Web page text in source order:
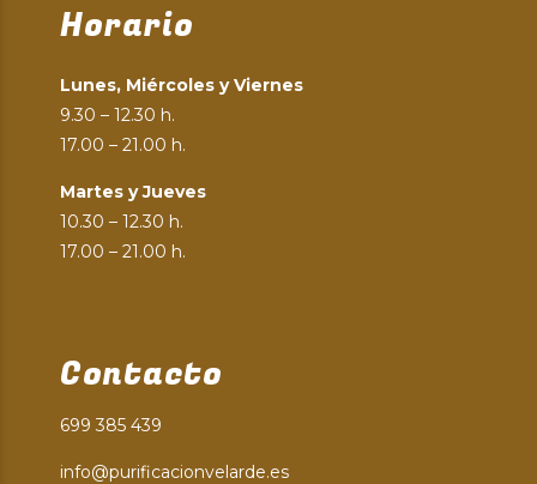
Horario
Lunes, Miércoles y Viernes
9.30 – 12.30 h.
17.00 – 21.00 h.
Martes y Jueves
10.30 – 12.30 h.
17.00 – 21.00 h.
Contacto
699 385 439
info@purificacionvelarde.es